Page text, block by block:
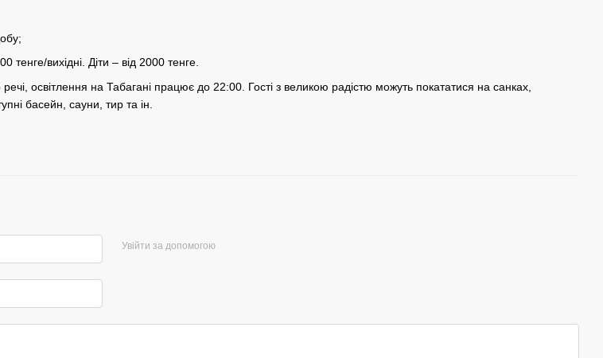
тенге/вихідні. Діти – від 2000 тенге.
освітлення на Табагані працює до 22:00. Гості з великою радістю можуть покататися на санках,
басейн, сауни, тир та ін.
Увійти за допомогою